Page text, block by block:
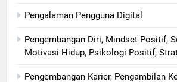
Pengalaman Pengguna Digital
Pengembangan Diri, Mindset Positif,
Motivasi Hidup, Psikologi Positif,
Pengembangan Karier, Pengambilan